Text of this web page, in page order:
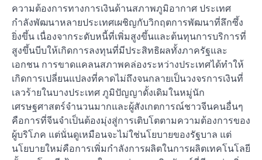
ความต้องการทางการเงินด้านสภาพภูมิอากาศ ประเทศ
กำลังพัฒนาหลายประเทศเผชิญกับวิกฤตการพัฒนาที่ลึกซึ้ง
ยิ่งขึ้น เนื่องจากระดับหนี้ที่เพิ่มสูงขึ้นและต้นทุนการบริการที่
สูงขึ้นบีบให้เกิดการลงทุนที่มีประสิทธิผลทั้งภาครัฐและ
เอกชน การขาดแคลนสภาพคล่องระหว่างประเทศได้ทำให้
เกิดการเปลี่ยนแปลงที่คาดไม่ถึงจนกลายเป็นวงจรการเงินที่
เลวร้ายในบางประเทศ ภูมิปัญญาดั้งเดิมในหมู่นัก
เศรษฐศาสตร์จำนวนมากและผู้สังเกตการณ์ชาวจีนคนอื่นๆ
คือการที่จีนจำเป็นต้องมุ่งสู่การเติบโตตามความต้องการของ
ผู้บริโภค แต่นั่นดูเหมือนจะไม่ใช่นโยบายของรัฐบาล แต่
นโยบายใหม่คือการเพิ่มกำลังการผลิตในการผลิตเทคโนโลยี